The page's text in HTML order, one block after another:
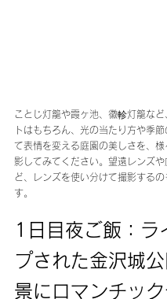
ことじ灯籠や霞ヶ池、徽軫灯籠など
トはもちろん、光の当たり方や季
て表情を変える庭園の美しさを、
影してみてください。望遠レンズや
ど、レンズを使い分けて撮影するの
す。
1日目夜ご飯：ラ
プされた金沢城
景にロマンチッ